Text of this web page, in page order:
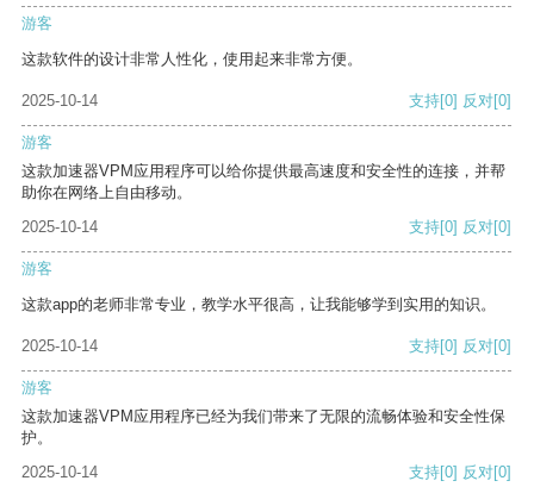
游客
这款软件的设计非常人性化，使用起来非常方便。
2025-10-14 支持[0] 反对[0]
游客
这款加速器VPM应用程序可以给你提供最高速度和安全性的连接，并帮
助你在网络上自由移动。
2025-10-14
支持[0] 反对[0]
游客
这款app的老师非常专业，教学水平很高，让我能够学到实用的知识。
2025-10-14 支持[0] 反对[0]
游客
这款加速器VPM应用程序已经为我们带来了无限的流畅体验和安全性保
护。
2025-10-14
支持[0] 反对[0]